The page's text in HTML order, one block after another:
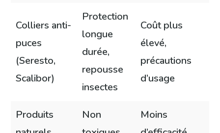
Colliers anti-
puces
(Seresto,
Scalibor)
Protection
longue
durée,
repousse
insectes
Coût plus
élevé,
précautions
d’usage
Produits
Non
Moins